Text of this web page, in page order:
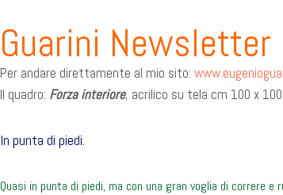
Guarini Newsletter
Per andare direttamente al mio sito:
Il quadro: Forza interiore, acrilico su tela cm 100 x 100
In punta di piedi.
Quasi in punta di piedi, ma con una gran voglia di correre